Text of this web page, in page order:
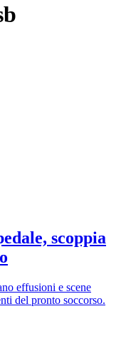
scoppia
effusioni e scene
del pronto soccorso.